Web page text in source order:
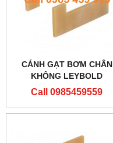
CÁNH GẠT BƠM CHÂN
KHÔNG LEYBOLD
ES20010886
Call 0985459559